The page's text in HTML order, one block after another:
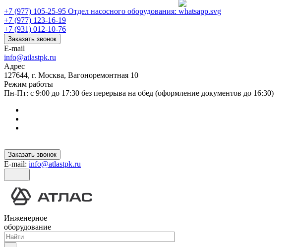
+7 (977) 105-25-95 Отдел насосного оборудования:
+7 (977) 123-16-19
+7 (931) 012-10-76
Заказать звонок
E-mail
info@atlastpk.ru
Адрес
127644, г. Москва, Вагоноремонтная 10
Режим работы
Пн-Пт: с 9:00 до 17:30 без перерыва на обед (оформление документов до 16:30)
Заказать звонок
E-mail: info@atlastpk.ru
Инженерное
оборудование